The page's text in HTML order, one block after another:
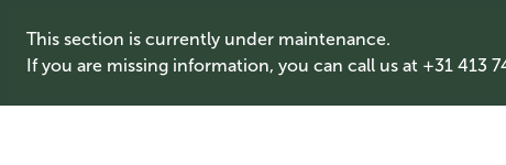
This section is currently under maintenance.
If you are missing information, you can call us at +31 413